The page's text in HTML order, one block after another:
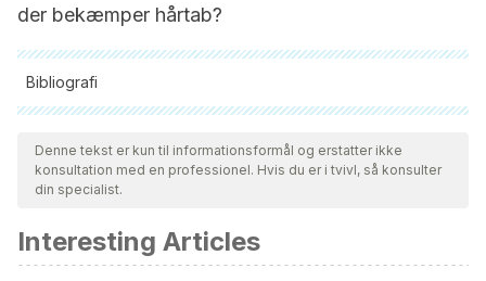
der bekæmper hårtab?
Bibliografi
Alle citerede kilder blev grundigt gennemgået af vores team
for at sikre deres kvalitet, pålidelighed, aktualitet og validitet.
Bibliografien i denne artikel blev betragtet som pålidelig og af
Shen, Y.-L., Li, X.-Q., Pan, R.-R., Yue, W., Zhang, L.-J., &
Zhang, H. (2018). Medicinal Plants for the Treatment of Hair
Denne tekst er kun til informationsformål og erstatter ikke
konsultation med en professionel. Hvis du er i tvivl, så konsulter
din specialist.
Interesting Articles